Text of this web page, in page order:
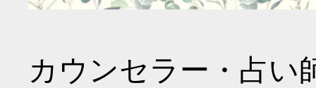
カウンセラー・占い